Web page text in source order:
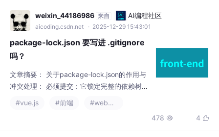
weixin_44186986 来自 AI编程社区
aicoding.csdn.net · 2025-12-29 15:43:01
package-lock.json 要写进 .gitignore
吗？
文章摘要： 关于package-lock.json的作用与
冲突处理： 必须提交：它锁定完整的依赖树
的一致性。 冲突解决：合并冲突时，应优先保
#vue.js #前端
478  4 